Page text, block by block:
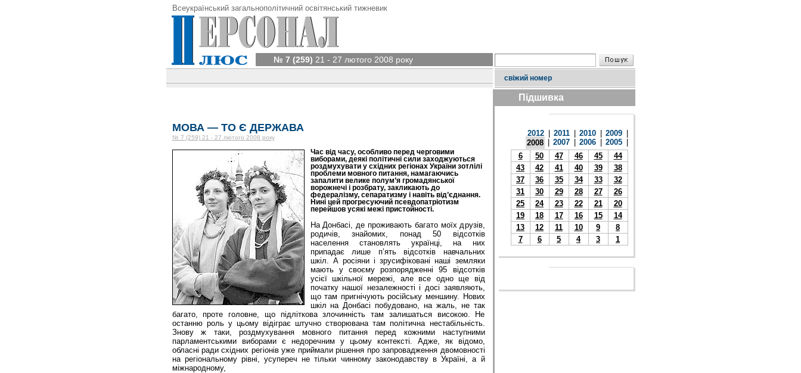
Всеукраїнський загальнополітичний освітянський тижневик
№ 7 (259) 21 - 27 лютого 2008 року
свіжий номер
МОВА — ТО Є ДЕРЖАВА
№ 7 (259) 21 - 27 лютого 2008 року
Час від часу, особливо перед черговими
виборами, деякі політичні сили заходжуються
роздмухувати у східних регіонах України зотлілі
проблеми мовного питання, намагаючись
запалити велике полум’я громадянської
ворожнечі і розбрату, закликають до
федералізму, сепаратизму і навіть від’єднання.
Нині цей прогресуючий псевдопатріотизм
перейшов усякі межі пристойності.
На Донбасі, де проживають багато моїх друзів,
родичів, знайомих, понад 50 відсотків
населення становлять українці, на них
припадає лише п’ять відсотків навчальних
шкіл. А росіяни і зрусифіковані наші земляки
мають у своєму розпорядженні 95 відсотків
усієї шкільної мережі, але все одно ще від
початку нашої незалежності і досі заявляють,
що там пригнічують російську меншину. Нових
шкіл на Донбасі побудовано, на жаль, не так
багато, проте головне, що підліткова злочинність там залишаться високою. Не
останню роль у цьому відіграє штучно створювана там політична нестабільність.
Знову ж таки, роздмухування мовного питання перед кожними наступними
парламентськими виборами є недоречним у цьому контексті. Адже, як відомо,
обласні ради східних регіонів уже приймали рішення про запровадження двомовності
на регіональному рівні, усупереч не тільки чинному законодавству в Україні, а й
міжнародному,
Підшивка
2012 2011 2010 2009
2008
2007 2006 2005
6
50 47 46 45
44
43
42 41 40 39
38
37
36 35 34 33
32
31
30 29 28 27
26
25
24 23 22 21
20
19
18 17 16 15
14
13
12 11 10 9
8
7
6 5 4 3 1